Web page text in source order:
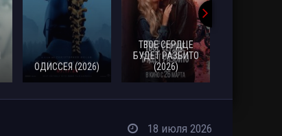
ОДИССЕЯ (2026)
ТВОЕ СЕРДЦЕ
БУДЕТ РАЗБИТО
(2026)
18 июля 2026